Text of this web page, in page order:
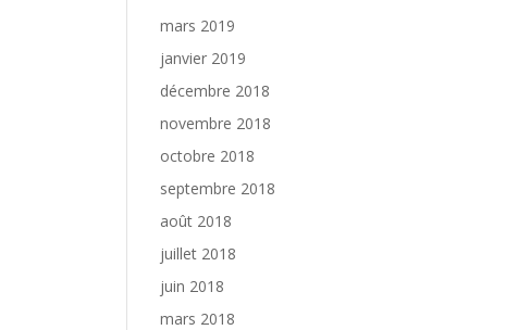
mars 2019
janvier 2019
décembre 2018
novembre 2018
octobre 2018
septembre 2018
août 2018
juillet 2018
juin 2018
mars 2018